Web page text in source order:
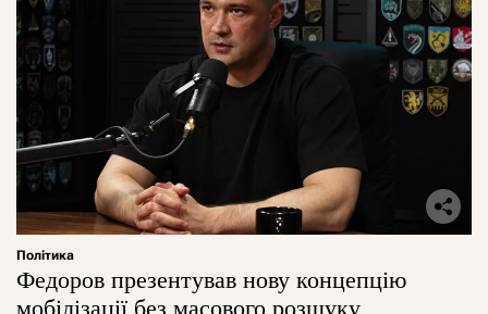
Політика
Федоров презентував нову концепцію
мобілізації без масового розшуку